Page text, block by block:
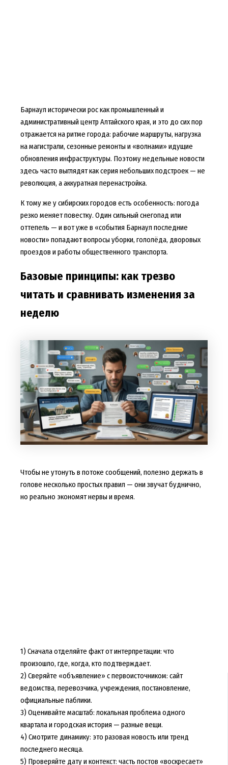
Барнаул исторически рос как промышленный и
административный центр Алтайского края, и это до сих пор
отражается на ритме города: рабочие маршруты, нагрузка
на магистрали, сезонные ремонты и «волнами» идущие
обновления инфраструктуры. Поэтому недельные новости
здесь часто выглядят как серия небольших подстроек — не
революция, а аккуратная перенастройка.
К тому же у сибирских городов есть особенность: погода
резко меняет повестку. Один сильный снегопад или
оттепель — и вот уже в «события Барнаул последние
новости» попадают вопросы уборки, гололёда, дворовых
проездов и работы общественного транспорта.
Базовые принципы: как трезво
читать и сравнивать изменения за
неделю
Чтобы не утонуть в потоке сообщений, полезно держать в
голове несколько простых правил — они звучат буднично,
но реально экономят нервы и время.
1) Сначала отделяйте факт от интерпретации: что
произошло, где, когда, кто подтверждает.
2) Сверяйте «объявление» с первоисточником: сайт
ведомства, перевозчика, учреждения, постановление,
официальные паблики.
3) Оценивайте масштаб: локальная проблема одного
квартала и городская история — разные вещи.
4) Смотрите динамику: это разовая новость или тренд
последнего месяца.
5) Проверяйте дату и контекст: часть постов «воскресает»